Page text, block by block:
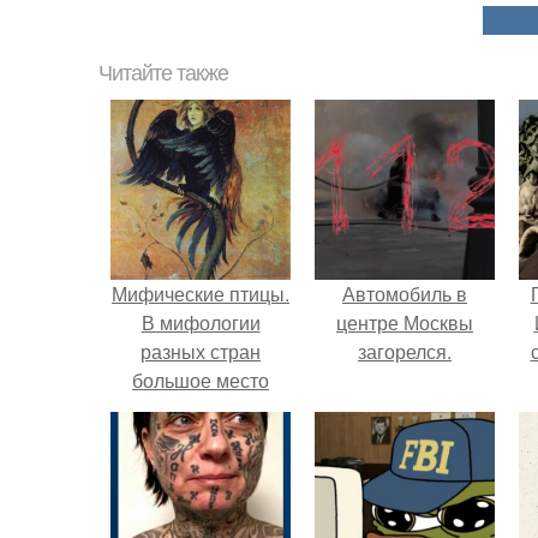
Читайте также
Мифические птицы.
В мифологии
разных стран
большое место
занимают образы
птиц.
Автомобиль в
центре Москвы
загорелся.